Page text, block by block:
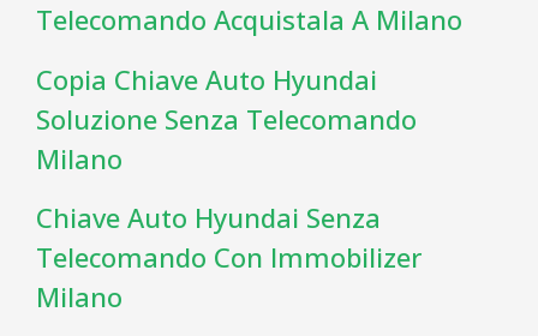
Telecomando Acquistala A Milano
Copia Chiave Auto Hyundai
Soluzione Senza Telecomando
Milano
Chiave Auto Hyundai Senza
Telecomando Con Immobilizer
Milano